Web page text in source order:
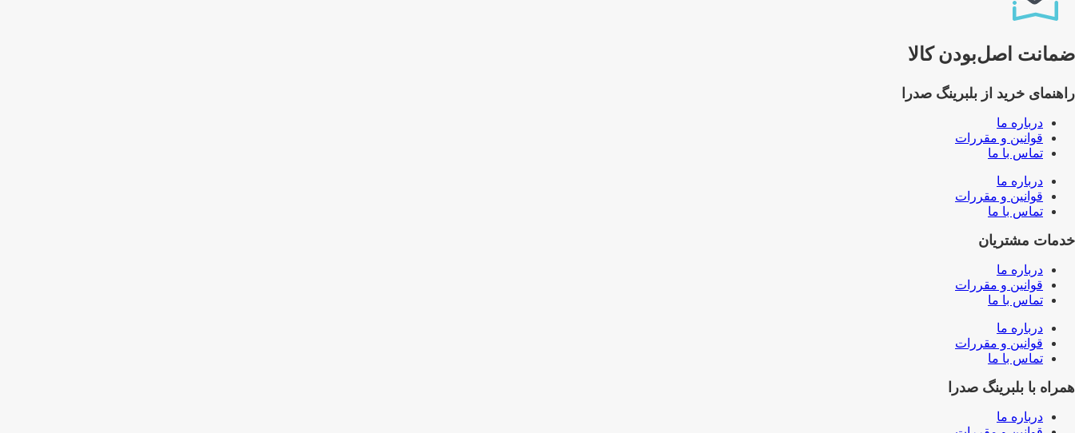
ضمانت اصل‌بودن کالا
راهنمای خرید از بلبرینگ صدرا
درباره ما
قوانین و مقررات
تماس با ما
درباره ما
قوانین و مقررات
تماس با ما
خدمات مشتریان
درباره ما
قوانین و مقررات
تماس با ما
درباره ما
قوانین و مقررات
تماس با ما
همراه با بلبرینگ صدرا
درباره ما